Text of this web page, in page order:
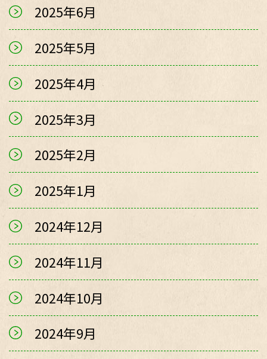
2025年6月
2025年5月
2025年4月
2025年3月
2025年2月
2025年1月
2024年12月
2024年11月
2024年10月
2024年9月